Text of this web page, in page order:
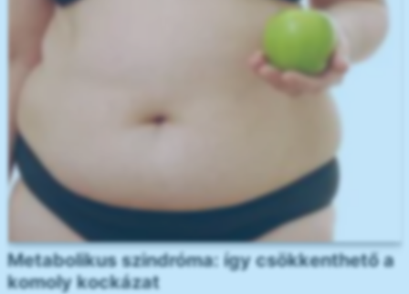
Metabolikus szindróma: így csökkenthető a
komoly kockázat